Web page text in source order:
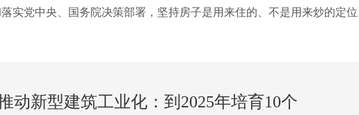
党中央、国务院决策部署，坚持房子是用来住的、不是用来炒的定
动新型建筑工业化：到2025年培育10个